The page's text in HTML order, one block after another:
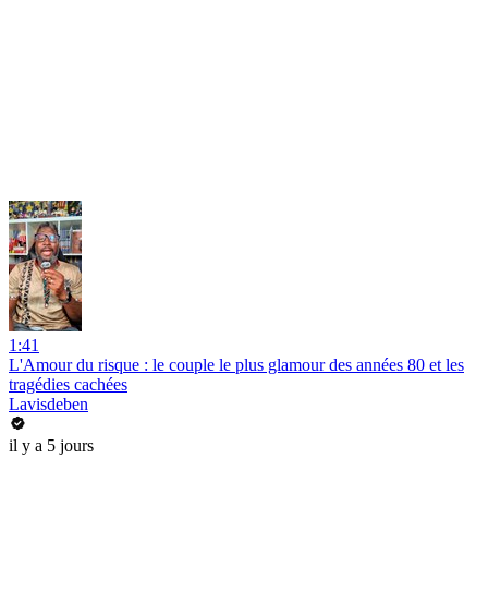
1:41
L'Amour du risque : le couple le plus glamour des années 80 et les
tragédies cachées
Lavisdeben
il y a 5 jours